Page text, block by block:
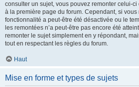
consulter un sujet, vous pouvez remonter celui-
à la première page du forum. Cependant, si vous
fonctionnalité a peut-être été désactivée ou le
les remontées n’a peut-être pas encore été
remonter le sujet simplement en y répondant,
tout en respectant les règles du forum.
Haut
Mise en forme et types de sujets